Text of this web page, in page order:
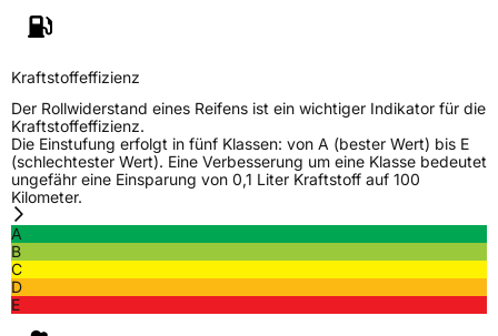
Generelle Merkmale
FahrzeugtypPKW
VerwendungGanzjahresreifen
ModellnameCrosstop 4S
FahrzeugartPKW & SUV
Weitere Eigenschaften
SchlauchtypTL
Kraftstoffeffizienz
Der Rollwiderstand eines Reifens ist ein wichtiger Indikator für die
Kraftstoffeffizienz.
Die Einstufung erfolgt in fünf Klassen: von A (bester Wert) bis E
(schlechtester Wert). Eine Verbesserung um eine Klasse bedeutet
ungefähr eine Einsparung von 0,1 Liter Kraftstoff auf 100
Kilometer.
A
B
C
D
E